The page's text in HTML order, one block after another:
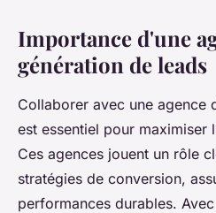
Importance d'une
génération de leads
Collaborer avec une agence
est essentiel pour maximiser
Ces agences jouent un rôle
stratégies de conversion,
performances durables.